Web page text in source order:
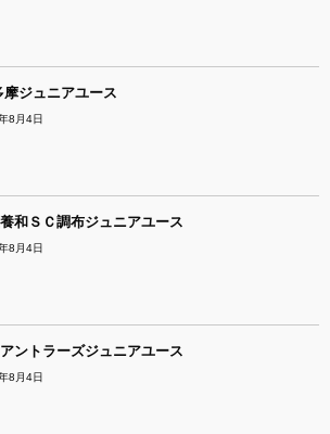
摩ジュニアユース
8月4日
和ＳＣ調布ジュニアユース
8月4日
ントラーズジュニアユース
8月4日